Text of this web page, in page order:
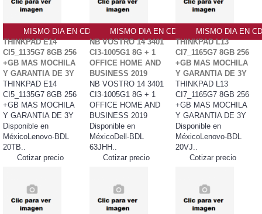
MISMO DIA EN CDMX
THINKPAD E14
CI5_1135G7 8GB 256
+GB MAS MOCHILA
Y GARANTIA DE 3Y
THINKPAD E14
CI5_1135G7 8GB 256
+GB MAS MOCHILA
Y GARANTIA DE 3Y
Disponible en
MéxicoLenovo-BDL
20TB..
Cotizar precio
MISMO DIA EN CDMX
NB VOSTRO 14 3401
CI3-1005G1 8G + 1
OFFICE HOME AND
BUSINESS 2019
NB VOSTRO 14 3401
CI3-1005G1 8G + 1
OFFICE HOME AND
BUSINESS 2019
Disponible en
MéxicoDell-BDL
63JHH..
Cotizar precio
MISMO DIA EN
THINKPAD L13
CI7_1165G7 8GB 256
+GB MAS MOCHILA
Y GARANTIA DE 3Y
THINKPAD L13
CI7_1165G7 8GB 256
+GB MAS MOCHILA
Y GARANTIA DE 3Y
Disponible en
MéxicoLenovo-BDL
20VJ..
Cotizar precio